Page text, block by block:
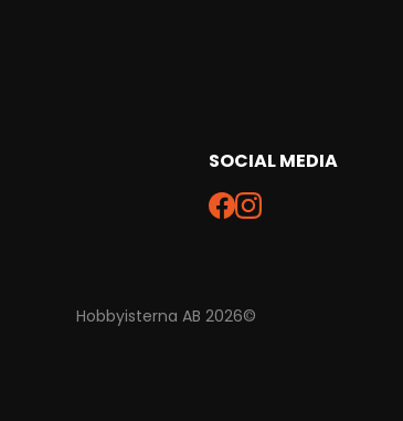
SOCIAL MEDIA
Hobbyisterna AB 2026©